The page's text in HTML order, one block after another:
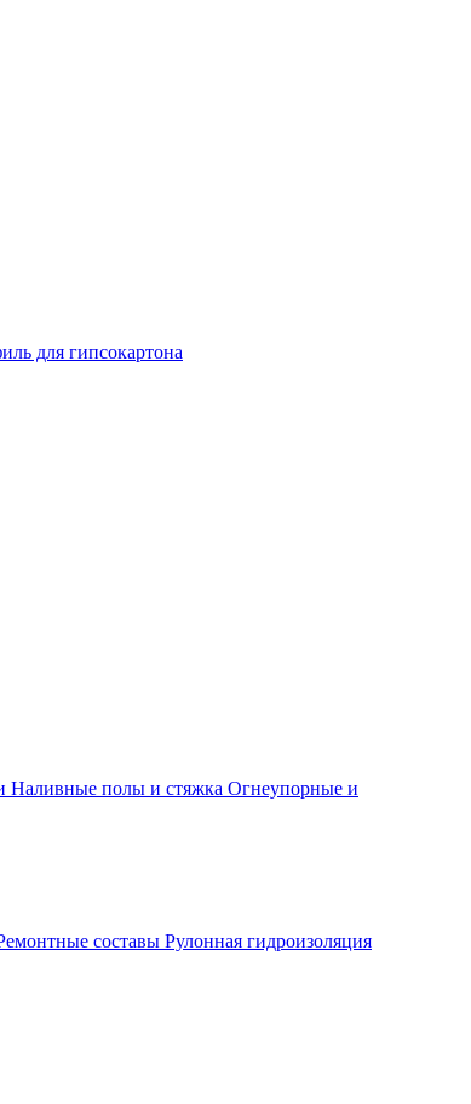
для гипсокартона
Наливные полы и стяжка Огнеупорные и
составы Рулонная гидроизоляция